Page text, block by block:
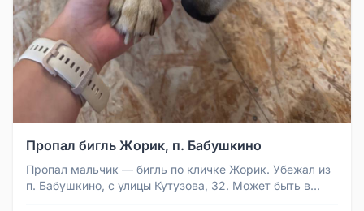
Пропал бигль Жорик, п. Бабушкино
Пропал мальчик — бигль по кличке Жорик. Убежал из
п. Бабушкино, с улицы Кутузова, 32. Может быть в